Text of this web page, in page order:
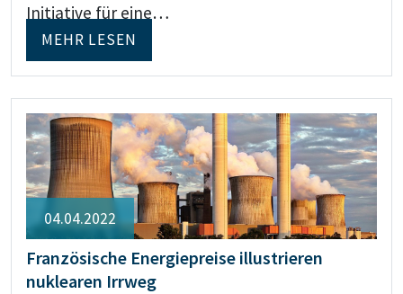
Initiative für eine…
MEHR LESEN
04.04.2022
Französische Energiepreise illustrieren
nuklearen Irrweg